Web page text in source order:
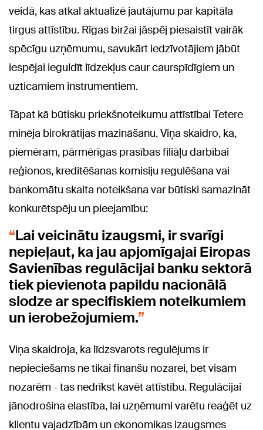
veidā, kas atkal aktualizē jautājumu par kapitāla
tirgus attīstību. Rīgas biržai jāspēj piesaistīt vairāk
spēcīgu uzņēmumu, savukārt iedzīvotājiem jābūt
iespējai ieguldīt līdzekļus caur caurspīdīgiem un
uzticamiem instrumentiem.
Tāpat kā būtisku priekšnoteikumu attīstībai Tetere
minēja birokrātijas mazināšanu. Viņa skaidro, ka,
piemēram, pārmērīgas prasības filiāļu darbībai
reģionos, kreditēšanas komisiju regulēšana vai
bankomātu skaita noteikšana var būtiski samazināt
konkurētspēju un pieejamību:
Lai veicinātu izaugsmi, ir svarīgi
nepieļaut, ka jau apjomīgajai Eiropas
Savienības regulācijai banku sektorā
tiek pievienota papildu nacionālā
slodze ar specifiskiem noteikumiem
un ierobežojumiem.
Viņa skaidroja, ka līdzsvarots regulējums ir
nepieciešams ne tikai finanšu nozarei, bet visām
nozarēm - tas nedrīkst kavēt attīstību. Regulācijai
jānodrošina elastība, lai uzņēmumi varētu reaģēt uz
klientu vajadzībām un ekonomikas izaugsmes